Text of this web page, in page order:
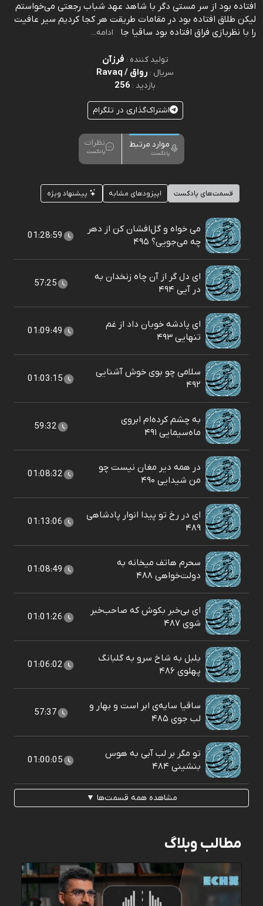
افتاده بود از سر مستی دگر با شاهد عهد شباب رجعتی می‌خواستم
ليکن طلاق افتاده بود در مقامات طريقت هر کجا کرديم سير عافيت
را با نظربازی فراق افتاده بود ساقيا جا
ادامه...
تولید کننده : فرزآن
سریال : رواق / Ravaq
بازدید : 256
اشتراک‌گذاری در تلگرام
موارد مرتبط
پادکست
نظرات
پادکست
قسمت‌های پادکست اپیزودهای مشابه پیشنهاد ویژه
می خواه و گل‌افشان کن از دهر
چه می‌جویی؟ ۴۹۵
01:28:59
ای دل گر از آن چاه زنخدان به
در آیی ۴۹۴
57:25
ای پادشه خوبان داد از غم
تنهایی ۴۹۳
01:09:49
سلامی چو بوی خوش آشنایی
۴۹۲
01:03:15
به چشم کرده‌ام ابروی
ماه‌سیمایی ۴۹۱
59:32
در همه دیر مغان نیست چو
من شیدایی ۴۹۰
01:08:32
ای در رخ تو پیدا انوار پادشاهی
۴۸۹
01:13:06
سحرم هاتف میخانه به
دولت‌خواهی ۴۸۸
01:08:49
ای بی‌خبر بکوش که صاحب‌خبر
شوی ۴۸۷
01:01:26
بلبل به شاخ سرو به گلبانگ
پهلوی ۴۸۶
01:06:02
ساقیا سایه‌ی ابر است و بهار و
لب جوی ۴۸۵
57:37
تو مگر بر لب آبی به هوس
بنشينی ۴۸۴
01:00:05
مشاهده همه قسمت‌ها ▼
مطالب وبلاگ